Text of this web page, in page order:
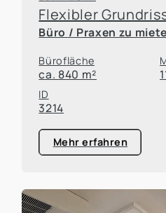
Büro / Praxen zu
Bürofläche
ca. 840 m²
ID
3214
Mehr erfahren